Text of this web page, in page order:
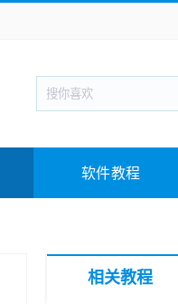
新闻阅读 旅游出行
战棋游戏 枪战射击
教育教学 游戏娱乐
软件教程
相关教程